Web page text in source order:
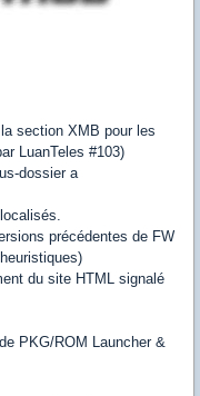
section XMB pour les
LuanTeles #103)
dossier a
précédentes de FW
du site HTML signalé
PKG/ROM Launcher &